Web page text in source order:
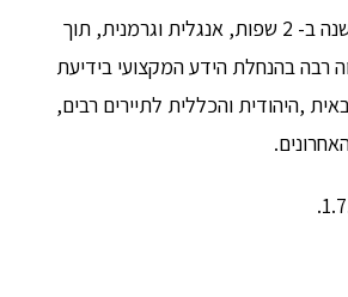
הדריך למעלה מ 40 שנה ב- 2 שפות, אנגלית וגרמנית, תוך
רבה בהנחלת הידע המקצועי בידיעת
,היהודית והכללית לתיירים רבים,